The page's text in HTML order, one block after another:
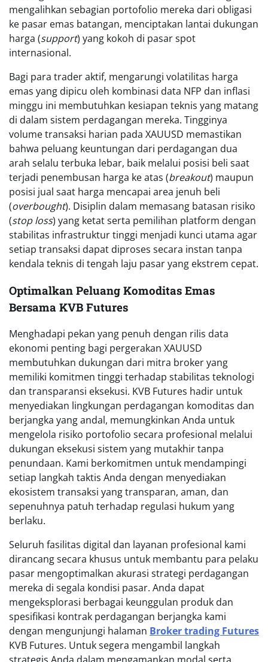
mengalihkan sebagian portofolio mereka dari obligasi
ke pasar emas batangan, menciptakan lantai dukungan
harga (support) yang kokoh di pasar spot
internasional.
Bagi para trader aktif, mengarungi volatilitas harga
emas yang dipicu oleh kombinasi data NFP dan inflasi
minggu ini membutuhkan kesiapan teknis yang matang
di dalam sistem perdagangan mereka. Tingginya
volume transaksi harian pada XAUUSD memastikan
bahwa peluang keuntungan dari perdagangan dua
arah selalu terbuka lebar, baik melalui posisi beli saat
terjadi penembusan harga ke atas (breakout) maupun
posisi jual saat harga mencapai area jenuh beli
(overbought). Disiplin dalam memasang batasan risiko
(stop loss) yang ketat serta pemilihan platform dengan
stabilitas infrastruktur tinggi menjadi kunci utama agar
setiap transaksi dapat diproses secara instan tanpa
kendala teknis di tengah laju pasar yang ekstrem cepat.
Optimalkan Peluang Komoditas Emas
Bersama KVB Futures
Menghadapi pekan yang penuh dengan rilis data
ekonomi penting bagi pergerakan XAUUSD
membutuhkan dukungan dari mitra broker yang
memiliki komitmen tinggi terhadap stabilitas teknologi
dan transparansi eksekusi. KVB Futures hadir untuk
menyediakan lingkungan perdagangan komoditas dan
berjangka yang andal, memungkinkan Anda untuk
mengelola risiko portofolio secara profesional melalui
dukungan eksekusi sistem yang mutakhir tanpa
penundaan. Kami berkomitmen untuk mendampingi
setiap langkah taktis Anda dengan menyediakan
ekosistem transaksi yang transparan, aman, dan
sepenuhnya patuh terhadap regulasi hukum yang
berlaku.
Seluruh fasilitas digital dan layanan profesional kami
dirancang secara khusus untuk membantu para pelaku
pasar mengoptimalkan akurasi strategi perdagangan
mereka di segala kondisi pasar. Anda dapat
mengeksplorasi berbagai keunggulan produk dan
spesifikasi kontrak perdagangan berjangka kami
dengan mengunjungi halaman Broker trading Futures
KVB Futures. Untuk segera mengambil langkah